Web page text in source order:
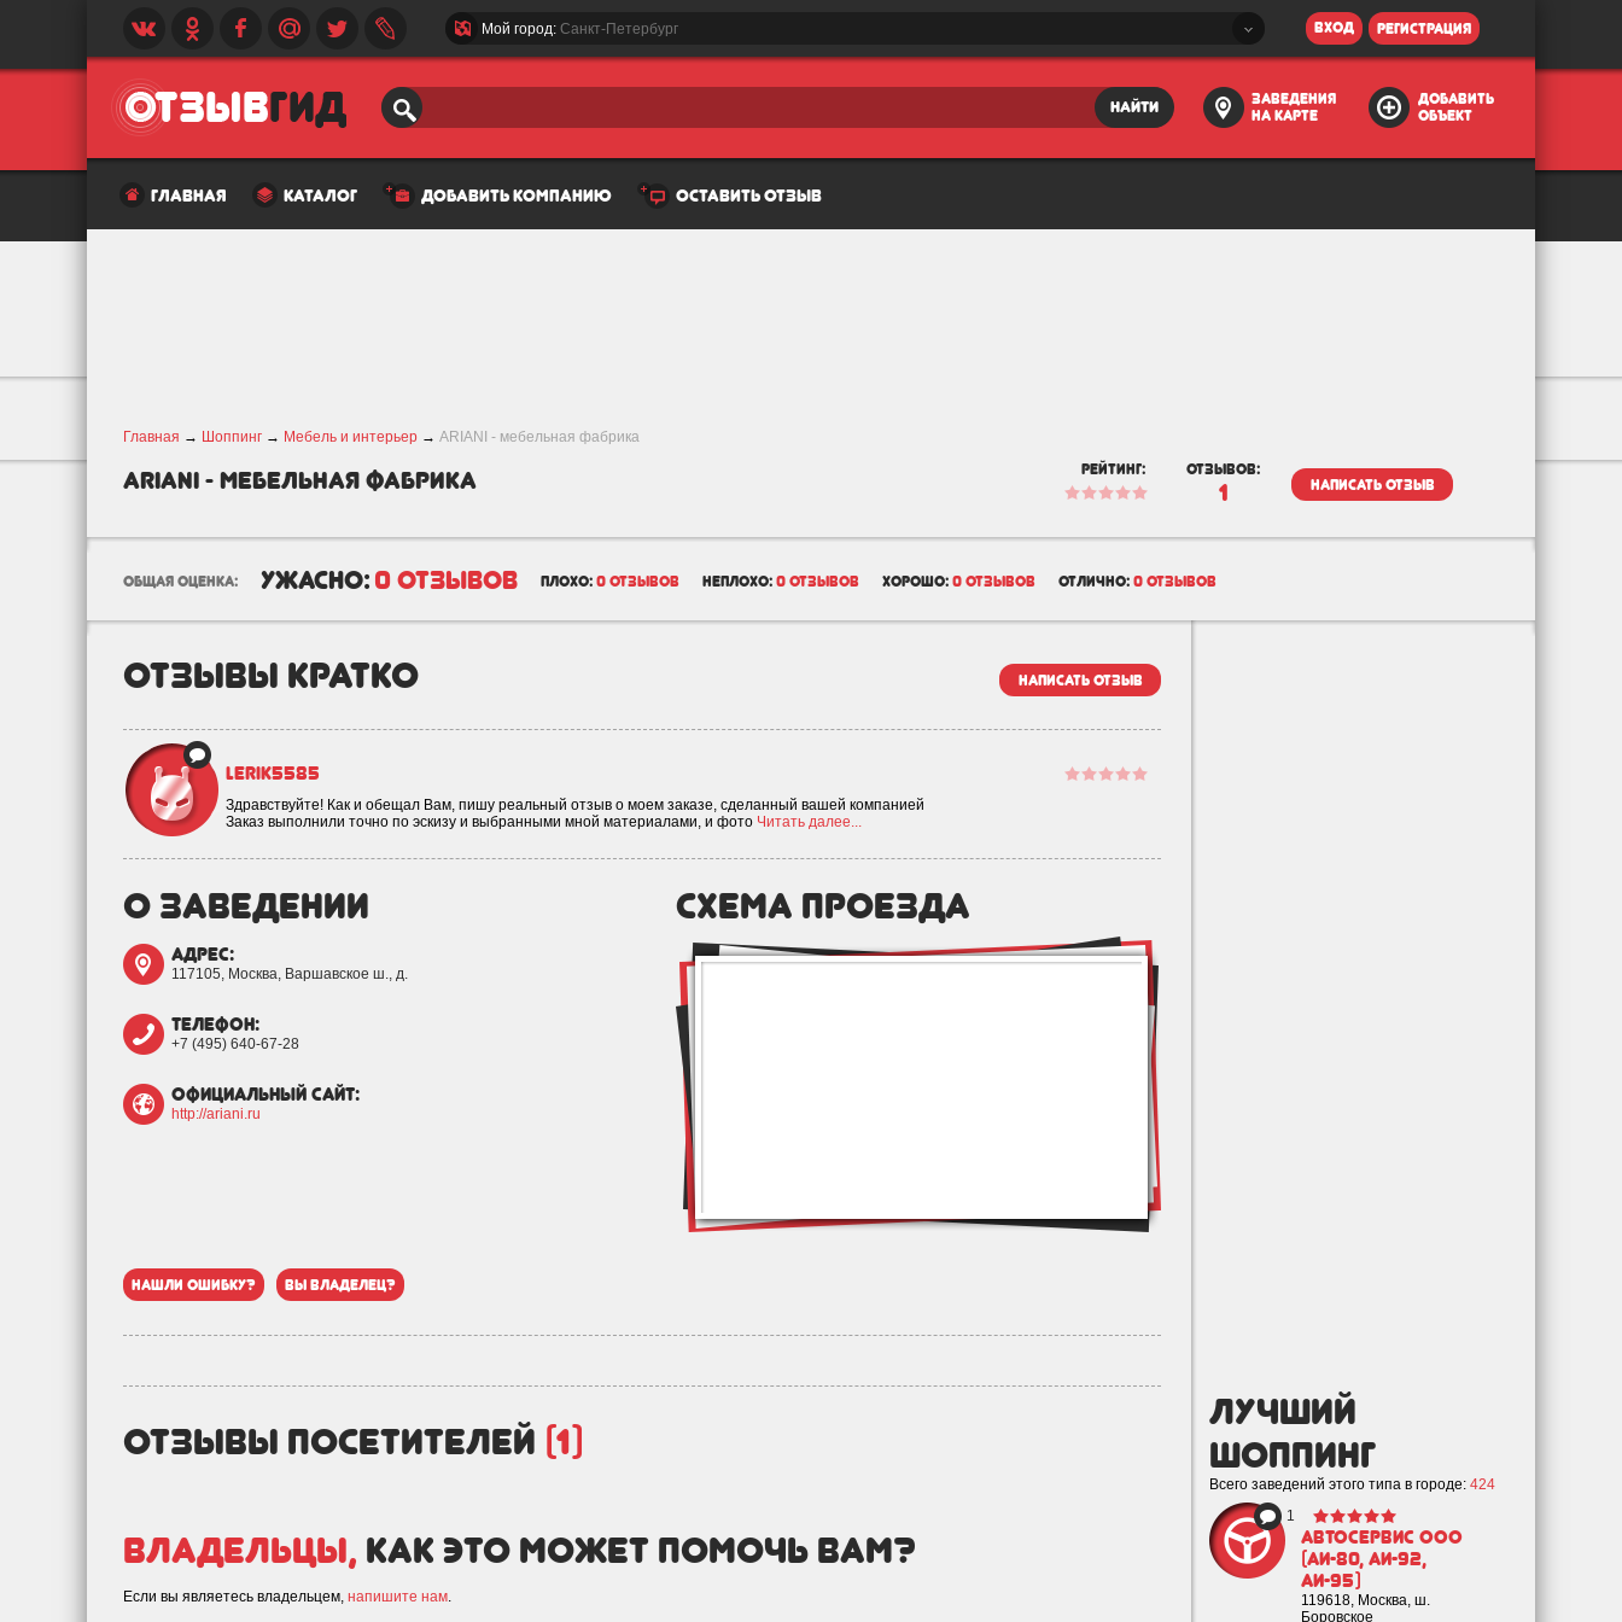
Мой город: Санкт-Петербург вход регистрация
найти
заведения
на карте
добавить
объект
главная каталог добавить компанию оставить отзыв
Главная → Шоппинг → Мебель и интерьер → ARIANI - мебельная фабрика
ARIANI - мебельная фабрика рейтинг: отзывов:
1 написать отзыв
общая оценка: ужасно: 0 отзывов плохо: 0 отзывов неплохо: 0 отзывов хорошо: 0 отзывов отлично: 0 отзывов
лучший
Шоппинг
Всего заведений этого типа в городе: 424
1
Автосервис ООО
(аи-80, Аи-92,
Аи-95)
119618, Москва, ш.
Боровское
отзывы кратко написать отзыв
lerik5585
Здравствуйте! Как и обещал Вам, пишу реальный отзыв о моем заказе, сделанный вашей компанией
Заказ выполнили точно по эскизу и выбранными мной материалами, и фото Читать далее...
о заведении
адрес:
117105, Москва, Варшавское ш., д.
телефон:
+7 (495) 640-67-28
официальный сайт:
http://ariani.ru
схема проезда
нашли ошибку? вы владелец?
отзывы посетителей (1)
Владельцы, как это может помочь вам?
Если вы являетесь владельцем, напишите нам.